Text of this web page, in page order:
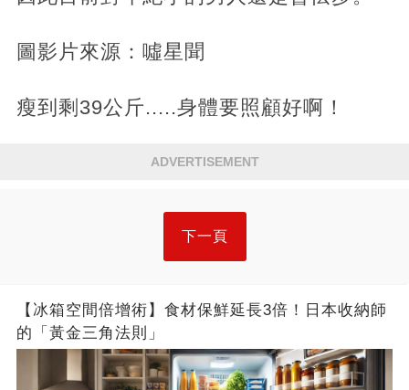
圖影片來源：噓星聞
瘦到剩39公斤.....身體要照顧好啊！
ADVERTISEMENT
下一頁
【冰箱空間倍增術】食材保鮮延長3倍！日本收納師
的「黃金三角法則」